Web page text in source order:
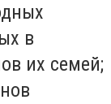
в
их семей;